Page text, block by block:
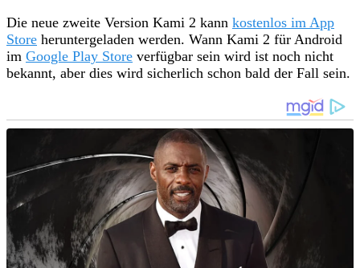
Die neue zweite Version Kami 2 kann kostenlos im App
Store heruntergeladen werden. Wann Kami 2 für Android
im Google Play Store verfügbar sein wird ist noch nicht
bekannt, aber dies wird sicherlich schon bald der Fall sein.